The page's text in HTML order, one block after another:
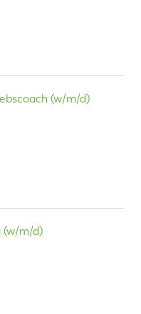
(w/m/d)
(w/m/d)